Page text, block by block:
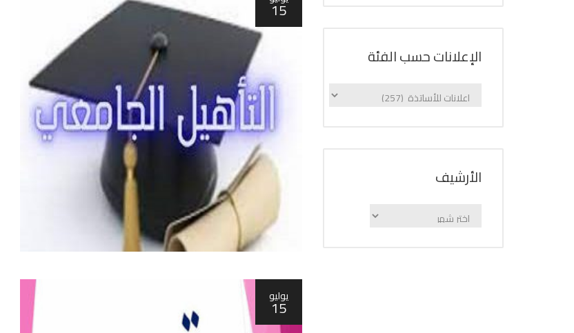
15
يوليو
15
الإعلانات حسب الفئة
الإعلانات
اﻷرشيف
اﻷرشيف